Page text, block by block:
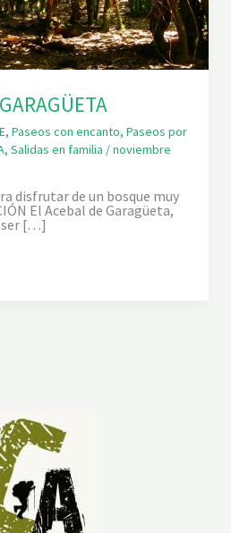
, Paseos con encanto, Paseos por
, Salidas en familia /noviembre
disfrutar de un bosque muy
El Acebal de Garagüeta,
ser […]